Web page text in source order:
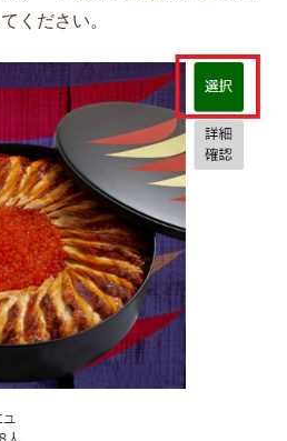
ください。